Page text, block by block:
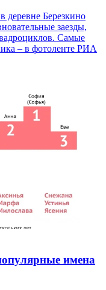
деревне Березкино
заезды,
Самые
– в фотоленте РИА
имена